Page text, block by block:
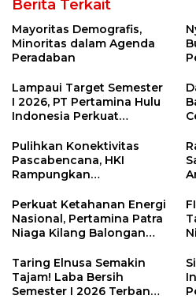
Berita Terkait
Mayoritas Demografis,
Minoritas dalam Agenda
Peradaban
Lampaui Target Semester
I 2026, PT Pertamina Hulu
Indonesia Perkuat
Nasional Lewat Inovasi &
Keselamatan Kerja
Pulihkan Konektivitas
Pascabencana, HKI
Rampungkan
Lembah Anai dan Malalak
Perkuat Ketahanan Energi
Nasional, Pertamina Patra
Niaga Kilang Balongan
Jetty Propylene
Taring Elnusa Semakin
Tajam! Laba Bersih
Semester I 2026 Terbang